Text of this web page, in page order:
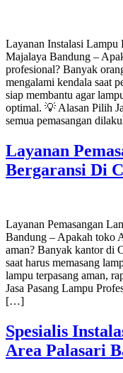
Layanan Instalasi
Majalaya Bandung –
profesional? Banyak
mengalami kendala saat
siap membantu agar
optimal. 💡 Alasan Pilih
semua pemasangan
Layanan
Bergaransi Di
Layanan Pemasangan
Bandung – Apakah toko
aman? Banyak kantor di
saat harus memasang
lampu terpasang aman,
Jasa Pasang Lampu
[…]
Spesialis
Area Palasari